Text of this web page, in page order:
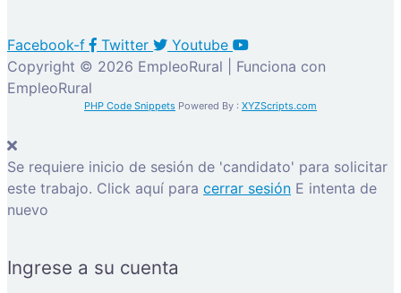
Facebook-f Twitter
Youtube
Copyright © 2026 EmpleoRural | Funciona con
EmpleoRural
PHP Code Snippets Powered By : XYZScripts.com
Se requiere inicio de sesión de 'candidato' para solicitar
este trabajo. Click aquí para cerrar sesión E intenta de
nuevo
Ingrese a su cuenta